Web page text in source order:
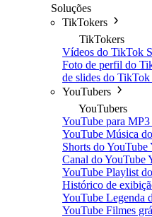
Soluções
TikTokers
TikTokers
Vídeos do TikTok
Foto de perfil do
de slides do TikTok
YouTubers
YouTubers
YouTube para MP3
YouTube Música
Shorts do YouTube
Canal do YouTube
YouTube Playlist
Histórico de
YouTube Legenda
YouTube Filmes